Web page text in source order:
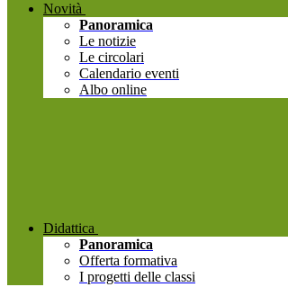
Novità
Panoramica
Le notizie
Le circolari
Calendario eventi
Albo online
Didattica
Panoramica
Offerta formativa
I progetti delle classi